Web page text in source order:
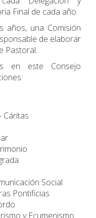
Final de cada año.
años, una Comisión
de elaborar
Pastoral.
en este Consejo
Cáritas
Social
Pontificias
y Ecumenismo